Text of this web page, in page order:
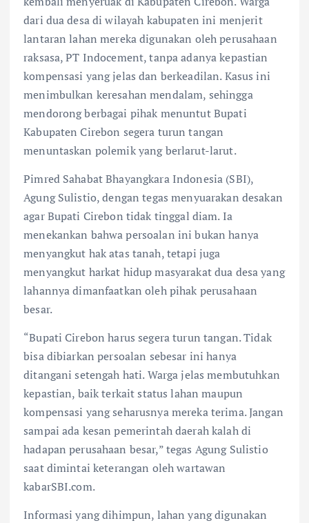
dari dua desa di wilayah kabupaten ini menjerit
lantaran lahan mereka digunakan oleh perusahaan
raksasa, PT Indocement, tanpa adanya kepastian
kompensasi yang jelas dan berkeadilan. Kasus ini
menimbulkan keresahan mendalam, sehingga
mendorong berbagai pihak menuntut Bupati
Kabupaten Cirebon segera turun tangan
menuntaskan polemik yang berlarut-larut.
Pimred Sahabat Bhayangkara Indonesia (SBI),
Agung Sulistio, dengan tegas menyuarakan desakan
agar Bupati Cirebon tidak tinggal diam. Ia
menekankan bahwa persoalan ini bukan hanya
menyangkut hak atas tanah, tetapi juga
menyangkut harkat hidup masyarakat dua desa yang
lahannya dimanfaatkan oleh pihak perusahaan
besar.
“Bupati Cirebon harus segera turun tangan. Tidak
bisa dibiarkan persoalan sebesar ini hanya
ditangani setengah hati. Warga jelas membutuhkan
kepastian, baik terkait status lahan maupun
kompensasi yang seharusnya mereka terima. Jangan
sampai ada kesan pemerintah daerah kalah di
hadapan perusahaan besar,” tegas Agung Sulistio
saat dimintai keterangan oleh wartawan
kabarSBI.com.
Informasi yang dihimpun, lahan yang digunakan